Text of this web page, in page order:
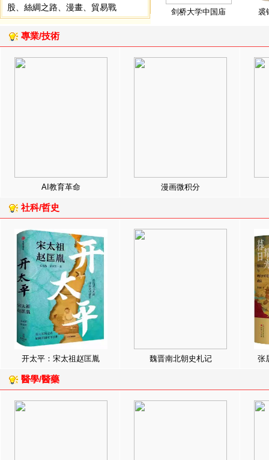
股
絲綢之路 漫畫 貿易戰 剑桥大学中国庙 裘
專業/技術
AI教育革命 漫画微积分
社科/哲史
开太平：宋太祖赵匡胤 魏晋南北朝史札记 张
醫學/醫藥